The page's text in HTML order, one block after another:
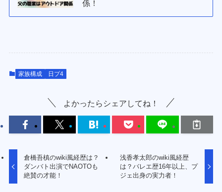
係！
家族構成 日プ4
よかったらシェアしてね！
倉橋吾槙のwiki風経歴は？
ダンバト出演でNAOTOも
絶賛の才能！
浅香孝太郎のwiki風経歴
は？バレエ歴16年以上、プ
ジェ出身の実力者！